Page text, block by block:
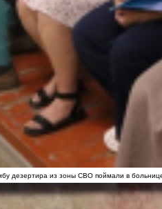
дезертира из зоны СВО поймали в